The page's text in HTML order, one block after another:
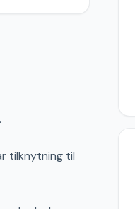
tilknytning til